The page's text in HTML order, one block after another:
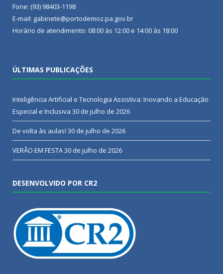
Fone: (93) 98403-1198
E-mail: gabinete@portodemoz.pa.gov.br
Horário de atendimento: 08:00 às 12:00 e 14:00 às 18:00
ÚLTIMAS PUBLICAÇÕES
Inteligência Artificial e Tecnologia Assistiva: Inovando a Educação
Especial e Inclusiva 30 de julho de 2026
De volta às aulas! 30 de julho de 2026
VERÃO EM FESTA30 de julho de 2026
DESENVOLVIDO POR CR2